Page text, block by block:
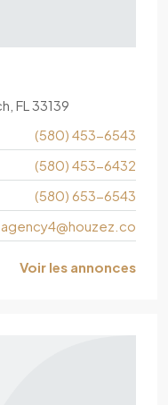
FL 33139
(580) 453-6543
(580) 453-6432
(580) 653-6543
agency4@houzez.co
Voir les annonces